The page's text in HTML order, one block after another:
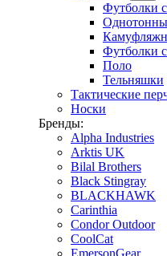
Футболки
Футболки
Поло
Тельняшки
Тактические
Носки
Бренды:
Alpha Industries
Arktis UK
Bilal Brothers
Black Stingray
BLACKHAWK
Carinthia
Condor Outdoor
CoolCat
EmersonGear